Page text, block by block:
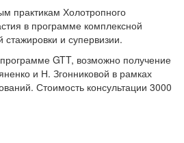
практикам Холотропного
в программе комплексной
и супервизии.
GTT, возможно получение
и Н. Згонниковой в рамках
Стоимость консультации 3000